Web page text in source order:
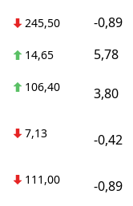
245,50 -0,89
14,65 5,78
106,40 3,80
7,13 -0,42
111,00 -0,89